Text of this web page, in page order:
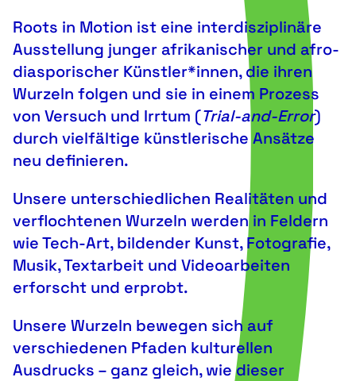
Roots in Motion ist eine interdisziplinäre
Ausstellung junger afrikanischer und afro-
diasporischer Künstler*innen, die ihren
Wurzeln folgen und sie in einem Prozess
von Versuch und Irrtum (Trial-and-Error)
durch vielfältige künstlerische Ansätze
neu definieren.
Unsere unterschiedlichen Realitäten und
verflochtenen Wurzeln werden in Feldern
wie Tech-Art, bildender Kunst, Fotografie,
Musik, Textarbeit und Videoarbeiten
erforscht und erprobt.
Unsere Wurzeln bewegen sich auf
verschiedenen Pfaden kulturellen
Ausdrucks – ganz gleich, wie dieser